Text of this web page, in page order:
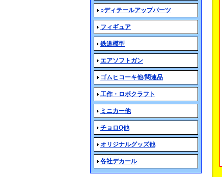
○ディテールアップパーツ
フィギュア
鉄道模型
エアソフトガン
ゴムヒコーキ他/関連品
工作・ロボクラフト
ミニカー他
チョロQ他
オリジナルグッズ他
各社デカール